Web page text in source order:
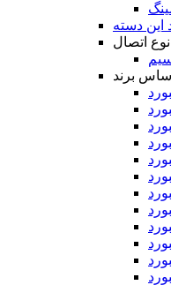
این دسته
اتصال
برند